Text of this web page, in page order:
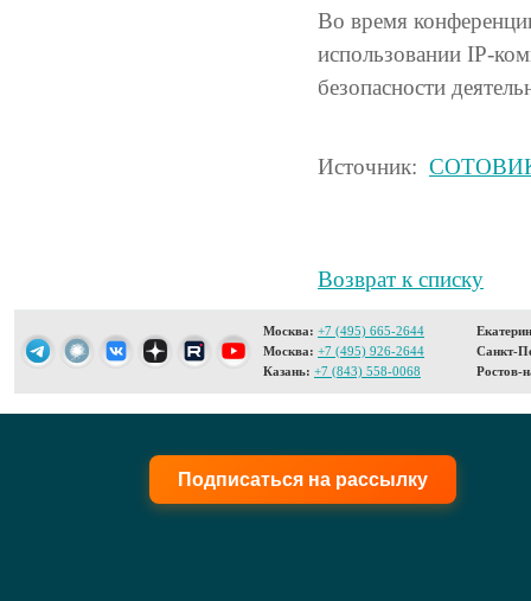
Во время
использовании IP-
безопасности
Источник:
Возврат к списку
Москва: +7 (495) 665-2644
Москва: +7 (495) 926-2644
Казань: +7 (843) 558-0068
Санкт-
Ростов-
Подписаться на рассылку